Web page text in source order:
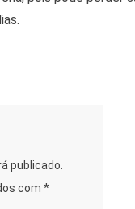
publicado.
com *